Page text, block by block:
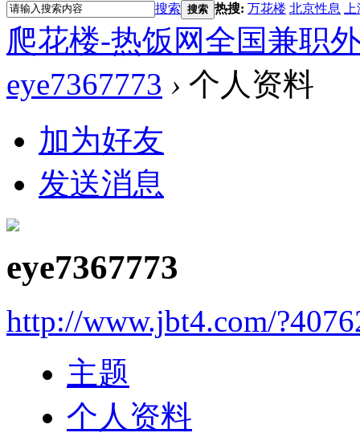
搜索 搜索 热搜: 万花楼 北京性息
爬花楼-热饭网全国兼职
eye7367773 › 个人资料
加为好友
发送消息
eye7367773
http://www.jbt4.com/
主题
个人资料